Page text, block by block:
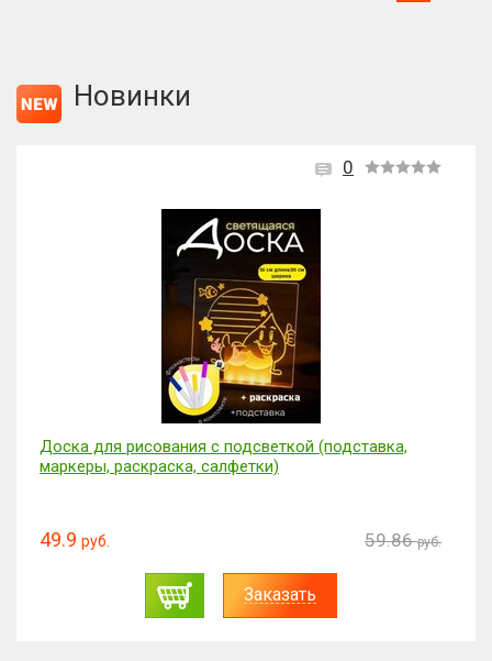
Новинки
0
Доска для рисования с подсветкой (подставка,
маркеры, раскраска, салфетки)
49.9 руб. 59.86 руб.
Заказать